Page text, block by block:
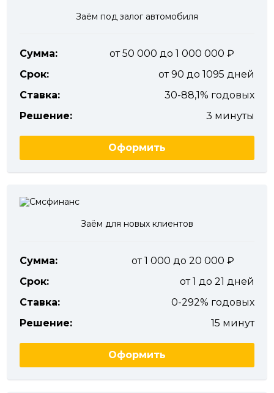
Заём под залог автомобиля
Сумма:
от 50 000 до 1 000 000
Срок:
от 90 до 1095 дней
Ставка:
30-88,1% годовых
Решение:
3 минуты
Оформить
Заём для новых клиентов
Сумма:
от 1 000 до 20 000
Срок:
от 1 до 21 дней
Ставка:
0-292% годовых
Решение:
15 минут
Оформить